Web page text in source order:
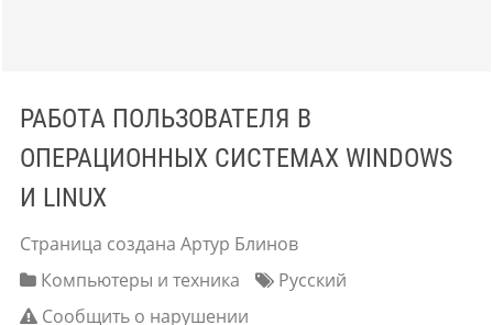
РАБОТА ПОЛЬЗОВАТЕЛЯ В
ОПЕРАЦИОННЫХ СИСТЕМАХ WINDOWS
И LINUX
Страница создана Артур Блинов
Компьютеры и техника
Русский
Сообщить о нарушении